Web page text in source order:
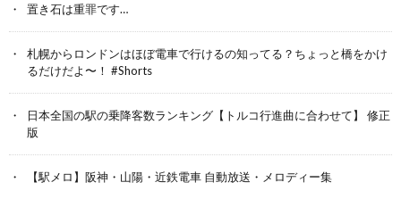
置き石は重罪です…
札幌からロンドンはほぼ電車で行けるの知ってる？ちょっと橋をかけ
るだけだよ〜！ #Shorts
日本全国の駅の乗降客数ランキング【トルコ行進曲に合わせて】 修正
版
【駅メロ】阪神・山陽・近鉄電車 自動放送・メロディー集